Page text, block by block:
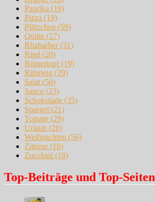
Paprika (19)
Pizza (19)
Plätzchen (59)
Quitte (27)
Rhabarber(31)
Rind (20)
Römertopf(19)
Rührteig (29)
Salat (50)
Sauce (23)
Schokolade (35)
Spargel (21)
Tomate (29)
Urlaub (26)
Weihnachten (56)
Zitrone (18)
Zucchini (18)
Top-Beiträge und Top-Seiten